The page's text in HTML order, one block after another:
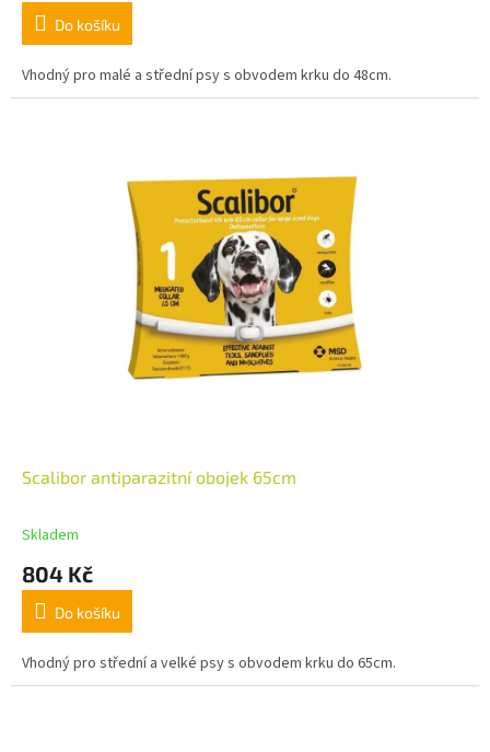
Do košíku
Vhodný pro malé a střední psy s obvodem krku do 48cm.
Scalibor antiparazitní obojek 65cm
Skladem
804 Kč
Do košíku
Vhodný pro střední a velké psy s obvodem krku do 65cm.